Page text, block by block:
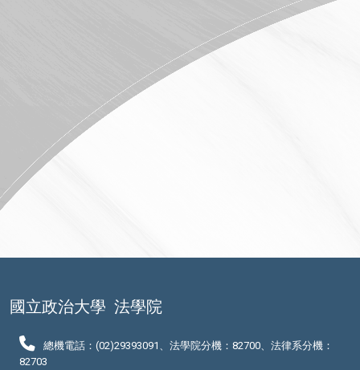
國立政治大學 法學院
總機電話：(02)29393091、法學院分機：82700、法律系分機：
82703